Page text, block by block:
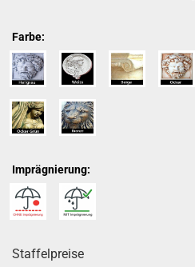
Farbe:
Imprägnierung:
Staffelpreise